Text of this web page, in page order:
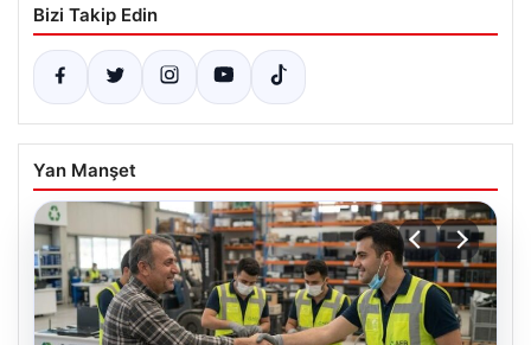
Bizi Takip Edin
Yan Manşet